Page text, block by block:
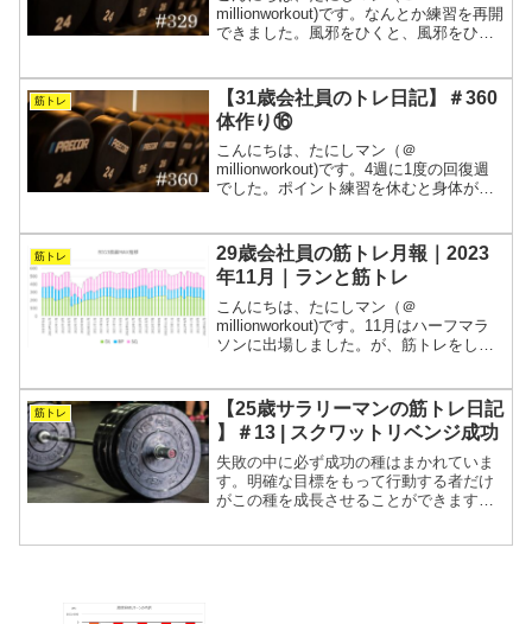
millionworkout)です。なんとか練習を再開
できました。風邪をひくと、風邪をひい
悪です。完全に自分のせいなので反省す
るしかありません...
筋トレ
【31歳会社員のトレ日記】＃360
体作り⑯
こんにちは、たにしマン（＠
millionworkout)です。4週に1度の回復週
でした。ポイント練習を休むと身体が軽
眠と食事をしっかりとることを意識して
みます。週5で会...
筋トレ
29歳会社員の筋トレ月報｜2023
年11月｜ランと筋トレ
こんにちは、たにしマン（＠
millionworkout)です。11月はハーフマラ
ソンに出場しました。が、筋トレをしっ
した気持ちがせめぎ合っています。とり
あえず筋量を減ら...
筋トレ
【25歳サラリーマンの筋トレ日記
】＃13 | スクワットリベンジ成功
失敗の中に必ず成功の種はまかれていま
す。明確な目標をもって行動する者だけ
がこの種を成長させることができます。